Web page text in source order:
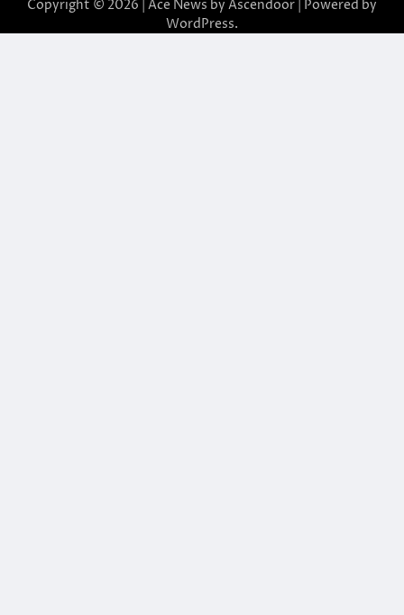
Copyright © 2026 | Ace News by Ascendoor | Powered by
WordPress.